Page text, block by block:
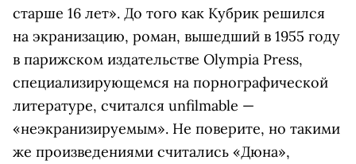
старше 16 лет». До того как Кубрик решился
на экранизацию, роман, вышедший в 1955 году
в парижском издательстве Olympia Press,
специализирующемся на порнографической
литературе, считался unfilmable —
«неэкранизируемым». Не поверите, но такими
же произведениями считались «Дюна»,